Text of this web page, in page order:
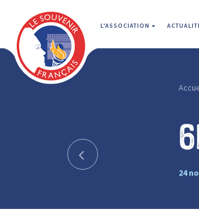
L'ASSOCIATION
24